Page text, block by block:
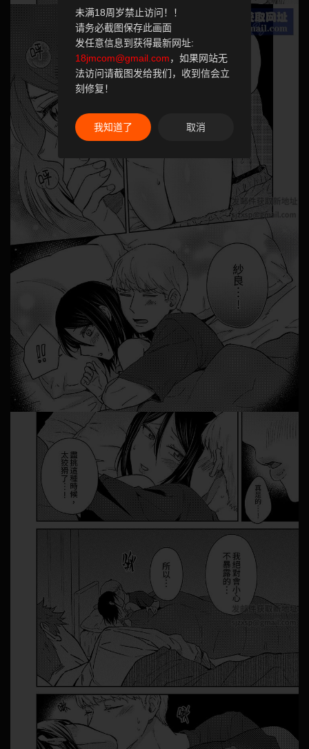
未满18周岁禁止访问！！
请务必截图保存此画面
发任意信息到获得最新网址:
18jmcom@gmail.com，如果网站无
法访问请截图发给我们，收到信会立
刻修复！
我知道了 取消